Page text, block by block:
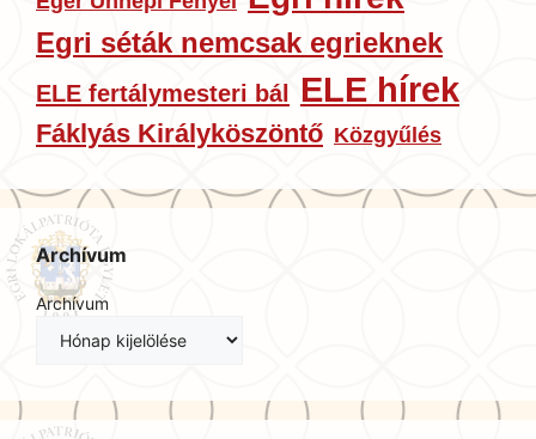
Egri séták nemcsak egrieknek
ELE fertálymesteri bál ELE hírek
Fáklyás Királyköszöntő Közgyűlés
Archívum
Archívum